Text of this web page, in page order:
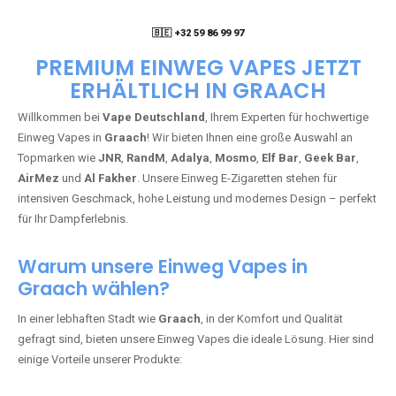
🇧🇪 +32 59 86 99 97
PREMIUM EINWEG VAPES JETZT
ERHÄLTLICH IN GRAACH
Willkommen bei Vape Deutschland, Ihrem Experten für hochwertige
Einweg Vapes in Graach! Wir bieten Ihnen eine große Auswahl an
Topmarken wie JNR, RandM, Adalya, Mosmo, Elf Bar, Geek Bar,
AirMez und Al Fakher. Unsere Einweg E-Zigaretten stehen für
intensiven Geschmack, hohe Leistung und modernes Design – perfekt
für Ihr Dampferlebnis.
Warum unsere Einweg Vapes in
Graach wählen?
In einer lebhaften Stadt wie Graach, in der Komfort und Qualität
gefragt sind, bieten unsere Einweg Vapes die ideale Lösung. Hier sind
einige Vorteile unserer Produkte: